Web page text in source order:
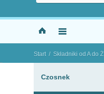
Start / Składniki od A do Ż
"
Czosnek